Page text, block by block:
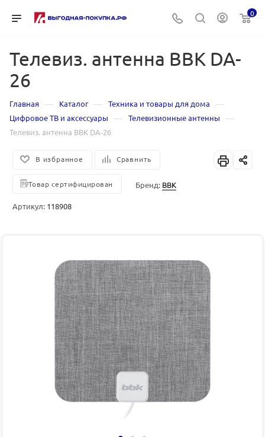
0
Телевиз. антенна BBK DA-
26
Главная — Каталог — Техника и товары для дома —
Цифровое ТВ и аксессуары — Телевизионные антенны —
Телевиз. антенна BBK DA-26
В избранное Сравнить
Товар сертифицирован Бренд: BBK
Артикул: 118908